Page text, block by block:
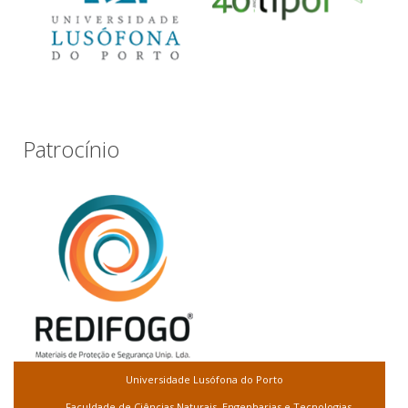
Patrocínio
Universidade Lusófona do Porto